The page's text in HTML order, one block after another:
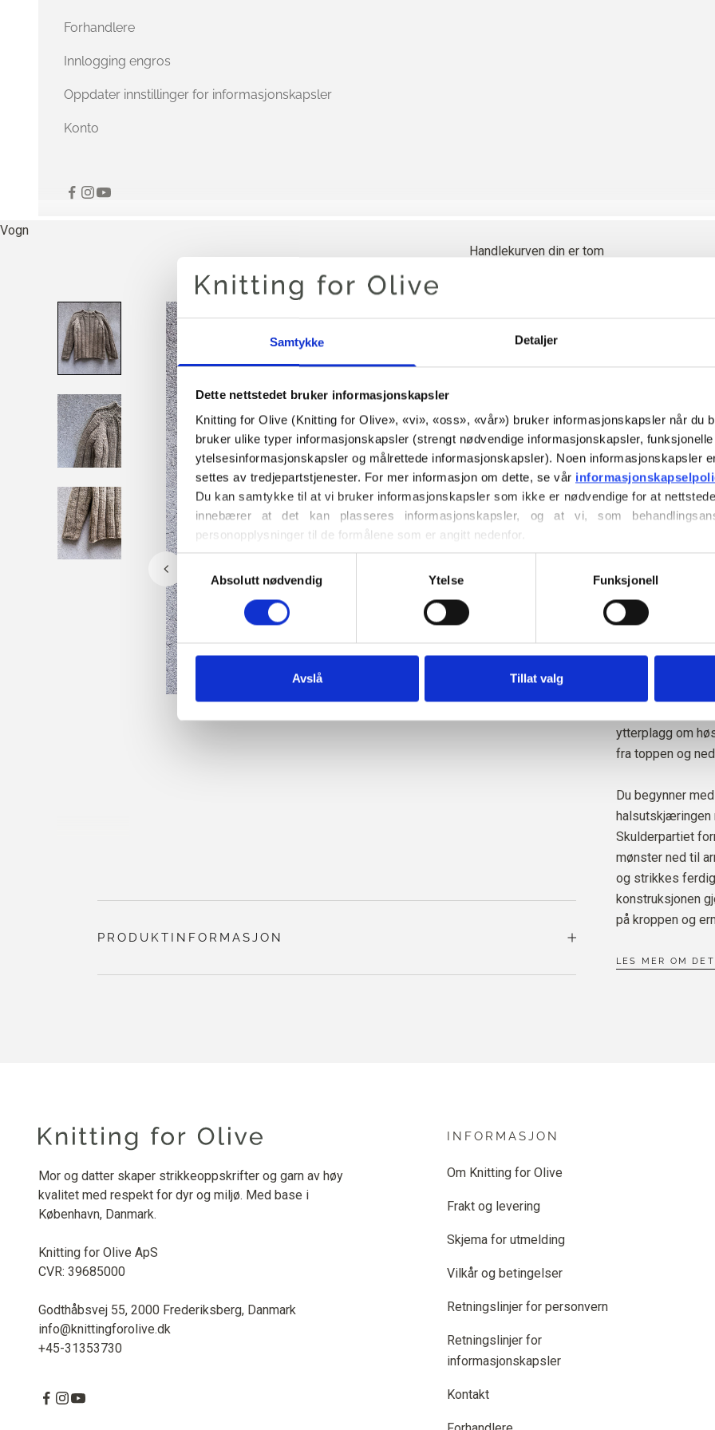
Samtykke Detaljer
Dette nettstedet bruker informasjonskapsler
Knitting for Olive (Knitting for Olive», «vi», «oss», «vår») bruker informasjonskapsler når du
bruker ulike typer informasjonskapsler (strengt nødvendige informasjonskapsler,
ytelsesinformasjonskapsler og målrettede informasjonskapsler). Noen informasjonskapsler
settes av tredjepartstjenester. For mer informasjon om dette, se vår
Du kan samtykke til at vi bruker informasjonskapsler som ikke er nødvendige for at
innebærer at det kan plasseres informasjonskapsler, og at vi, som
personopplysninger til de formålene som er angitt nedenfor.
Du kan når som helst endre eller trekke tilbake ditt samtykke via vår retningslinjer for
også finner informasjon om hvordan du blokkerer og sletter informasjonskapsler.
av
samtykke
Absolutt nødvendig Ytelse Funksjonell
Avslå Tillat valg
Forhandlere
Innlogging engros
Oppdater innstillinger for informasjonskapsler
Konto
Vogn
Handlekurven din er tom
€6,60
SPRÅK
Kjøp av garn?
JEG VIL
9 MÅNEDER
4 ÅR 6
Bruk€100,0
Bestillinger
Olive’s Chunky
genser for de
ytterplagg om
fra toppen og
Du begynner
halsutskjæringen
Skulderpartiet
mønster ned til
og strikkes
konstruksjonen
på kroppen og
LES MER OM
PRODUKTINFORMASJON
Mor og datter skaper strikkeoppskrifter og garn av høy
kvalitet med respekt for dyr og miljø. Med base i
København, Danmark.
Knitting for Olive ApS
CVR: 39685000
Godthåbsvej 55, 2000 Frederiksberg, Danmark
info@knittingforolive.dk
+45-31353730
INFORMASJON
Om Knitting for Olive
Frakt og levering
Skjema for utmelding
Vilkår og betingelser
Retningslinjer for personvern
Retningslinjer for
informasjonskapsler
Kontakt